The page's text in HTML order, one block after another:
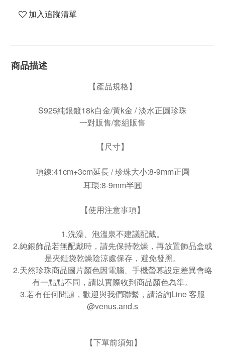
加入追蹤清單
商品描述
【產品規格】
S925純銀鍍18k白金/黃k金 / 淡水正圓珍珠
一對販售/套組販售
【尺寸】
項鍊:41cm+3cm延長 / 珍珠大小:8-9mm正圓
耳環:8-9mm半圓
【使用注意事項】
1.洗澡、泡溫泉不建議配戴。
2.純銀飾品若無配戴時，請先保持乾燥，再放置飾品盒或
是夾鏈袋乾燥陰涼處保存，避免發黑。
2.天然珍珠商品圖片顏色因電腦、手機螢幕設定差異會略
有一點點不同，請以實際收到商品顏色為準。
3.若有任何問題，歡迎與我們聯繫，請洽詢Line 客服
@venus.and.s
【下單前須知】